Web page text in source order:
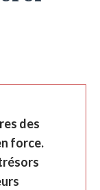
des
force.